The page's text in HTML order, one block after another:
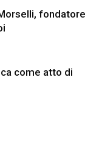
fondatore
come atto di